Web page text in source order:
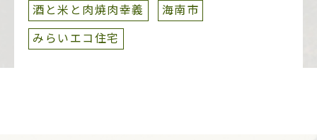
酒と米と肉焼肉幸義
海南市
みらいエコ住宅